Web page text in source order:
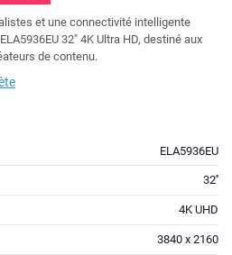
et une connectivité intelligente
32" 4K Ultra HD, destiné aux
de contenu.
ELA5936EU
32''
4K UHD
3840 x 2160